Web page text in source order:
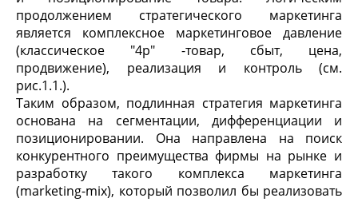
продолжением стратегического маркетинга
является комплексное маркетинговое давление
(классическое "4р" -товар, сбыт, цена,
продвижение), реализация и контроль (см.
рис.1.1.).
Таким образом, подлинная стратегия маркетинга
основана на сегментации, дифференциации и
позиционировании. Она направлена на поиск
конкурентного преимущества фирмы на рынке и
разработку такого комплекса маркетинга
(marketing-mix), который позволил бы реализовать